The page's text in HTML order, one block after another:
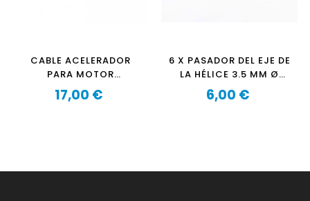
CABLE ACELERADOR
PARA MOTOR
FUERABORDA OZEAM
1.3CV-1.3CV PRO-
Precio
17,00 €
6 X PASADOR DEL EJE DE
LA HÉLICE 3.5 MM Ø
OZEAM 1.3CV PRO-
2.5CV PRO
Precio
6,00 €